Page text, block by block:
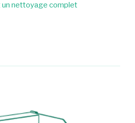
un nettoyage complet